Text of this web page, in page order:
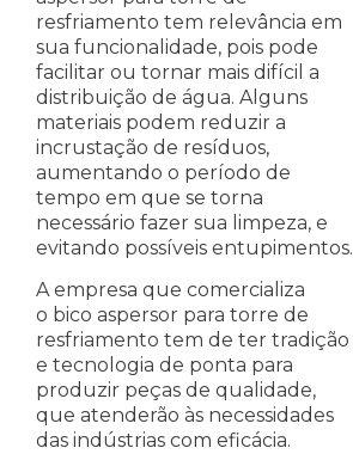
resfriamento tem relevância em
sua funcionalidade, pois pode
facilitar ou tornar mais difícil a
distribuição de água. Alguns
materiais podem reduzir a
incrustação de resíduos,
aumentando o período de
tempo em que se torna
necessário fazer sua limpeza, e
evitando possíveis entupimentos.
A empresa que comercializa
o bico aspersor para torre de
resfriamento tem de ter tradição
e tecnologia de ponta para
produzir peças de qualidade,
que atenderão às necessidades
das indústrias com eficácia.